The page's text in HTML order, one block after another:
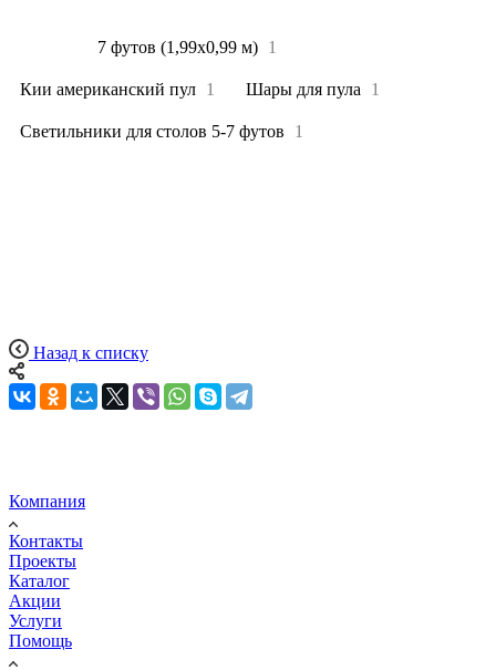
7 футов (1,99х0,99 м) 1
Кии американский пул 1 Шары для пула 1
Светильники для столов 5-7 футов 1
Назад к списку
Компания
Контакты
Проекты
Каталог
Акции
Услуги
Помощь